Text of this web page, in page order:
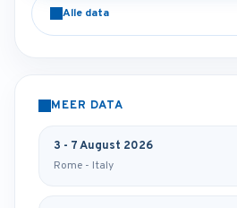
Alle data
MEER DATA
3 - 7 August 2026
Rome - Italy